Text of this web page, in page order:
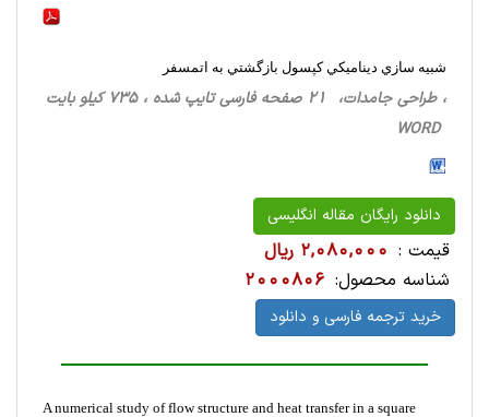
شبيه سازي ديناميكي كپسول بازگشتي به اتمسفر
، طراحی‌ جامدات، 21 صفحه فارسی تایپ شده ، 735 کیلو بایت
WORD
دانلود رایگان مقاله انگلیسی
قیمت : 2,080,000 ریال
شناسه محصول: 2000806
خرید ترجمه فارسی و دانلود
A numerical study of flow structure and heat transfer in a square